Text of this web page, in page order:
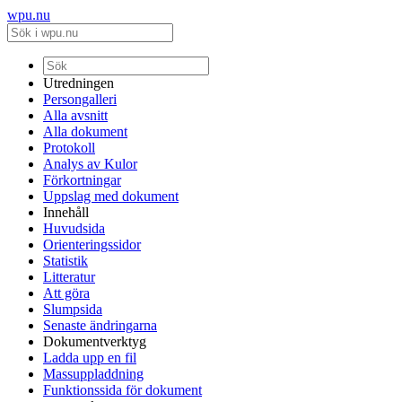
wpu.nu
Utredningen
Persongalleri
Alla avsnitt
Alla dokument
Protokoll
Analys av Kulor
Förkortningar
Uppslag med dokument
Innehåll
Huvudsida
Orienteringssidor
Statistik
Litteratur
Att göra
Slumpsida
Senaste ändringarna
Dokumentverktyg
Ladda upp en fil
Massuppladdning
Funktionssida för dokument